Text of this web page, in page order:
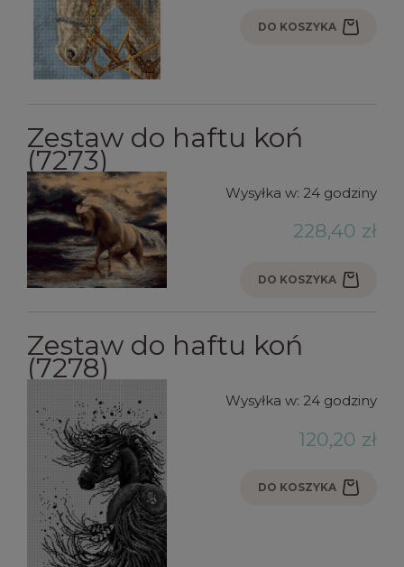
DO KOSZYKA
Zestaw do haftu koń
(7273)
Wysyłka w: 24 godziny
228,40 zł
DO KOSZYKA
Zestaw do haftu koń
(7278)
Wysyłka w: 24 godziny
120,20 zł
DO KOSZYKA